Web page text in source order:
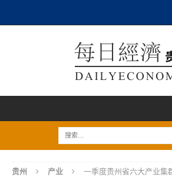
贵州 产业
一季度贵州省六大产业集